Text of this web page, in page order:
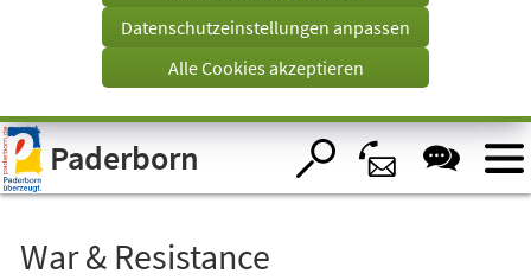
Visuelle
Assistenzsoftware
öffnen.
Tab)
Datenschutzeinstellungen anpassen
Alle Cookies akzeptieren
Paderborn
War & Resistance